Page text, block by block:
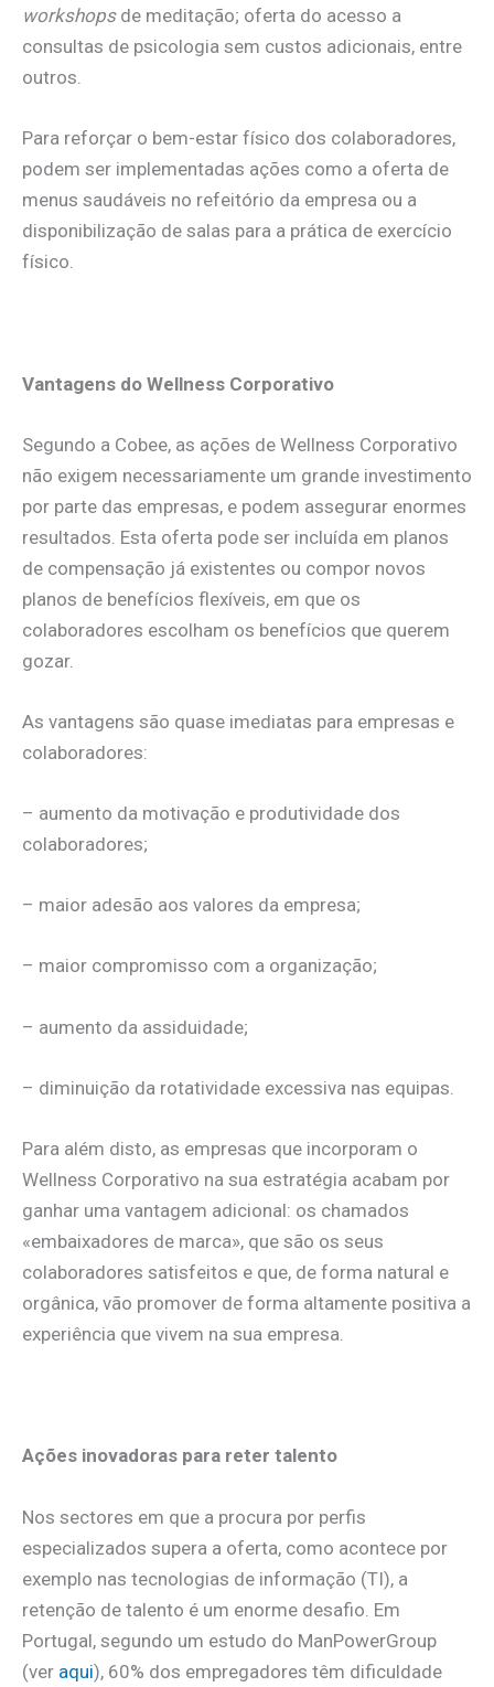
workshopsde meditação; oferta do acesso a
consultas de psicologia sem custos adicionais, entre
outros.
Para reforçar o bem-estar físico dos colaboradores,
podem ser implementadas ações como a oferta de
menus saudáveis no refeitório da empresa ou a
disponibilização de salas para a prática de exercício
físico.
Vantagens do Wellness Corporativo
Segundo a Cobee, as ações de Wellness Corporativo
não exigem necessariamente um grande investimento
por parte das empresas, e podem assegurar enormes
resultados. Esta oferta pode ser incluída em planos
de compensação já existentes ou compor novos
planos de benefícios flexíveis, em que os
colaboradores escolham os benefícios que querem
gozar.
As vantagens são quase imediatas para empresas e
colaboradores:
– aumento da motivação e produtividade dos
colaboradores;
– maior adesão aos valores da empresa;
– maior compromisso com a organização;
– aumento da assiduidade;
– diminuição da rotatividade excessiva nas equipas.
Para além disto, as empresas que incorporam o
Wellness Corporativo na sua estratégia acabam por
ganhar uma vantagem adicional: os chamados
«embaixadores de marca», que são os seus
colaboradores satisfeitos e que, de forma natural e
orgânica, vão promover de forma altamente positiva a
experiência que vivem na sua empresa.
Ações inovadoras para reter talento
Nos sectores em que a procura por perfis
especializados supera a oferta, como acontece por
exemplo nas tecnologias de informação (TI), a
retenção de talento é um enorme desafio. Em
Portugal, segundo um estudo do ManPowerGroup
(ver aqui), 60% dos empregadores têm dificuldade